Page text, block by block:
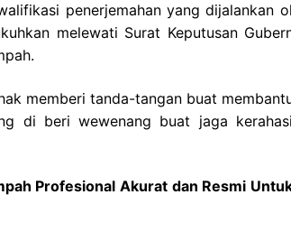
penerjemahan yang dijalankan
melewati Surat Keputusan
memberi tanda-tangan buat
di beri wewenang buat jaga
Profesional Akurat dan Resmi